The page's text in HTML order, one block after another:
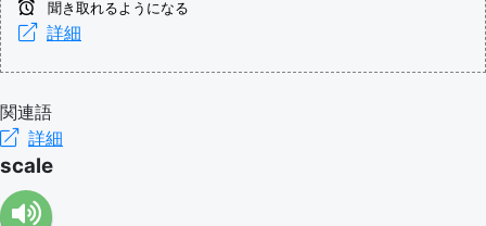
聞き取れるようになる
詳細
関連語
詳細
scale